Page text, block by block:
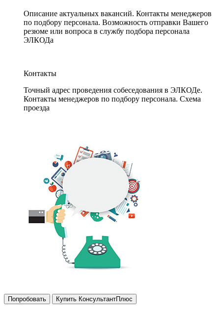
Описание актуальных вакансий. Контакты менеджеров
по подбору персонала. Возможность отправки Вашего
резюме или вопроса в службу подбора персонала
ЭЛКОДа
Контакты
Точный адрес проведения собеседования в ЭЛКОДе.
Контакты менеджеров по подбору персонала. Схема
проезда
Попробовать Купить КонсультантПлюс